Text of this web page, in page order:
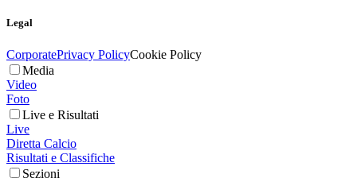
Legal
CorporatePrivacy PolicyCookie Policy
Media
Video
Foto
Live e Risultati
Live
Diretta Calcio
Risultati e Classifiche
Sezioni